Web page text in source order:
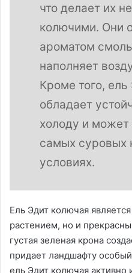
что делает их
колючими. Они
ароматом
наполняет
Кроме того,
обладает
холоду и
самых суровых
условиях.
Ель Эдит колючая
растением, но и
густая зеленая крона
придает ландшафту
ель Эдит колючая активно